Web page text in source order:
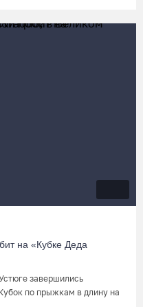
на «Кубке Деда
завершились
по прыжкам в длину на